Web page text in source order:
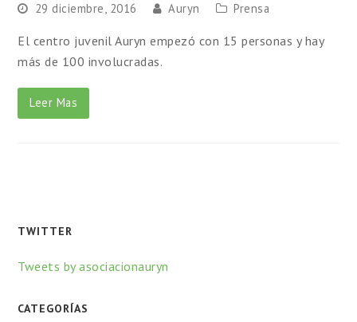
29 diciembre, 2016 Auryn Prensa
El centro juvenil Auryn empezó con 15 personas y hay
más de 100 involucradas.
Leer Mas
TWITTER
Tweets by asociacionauryn
CATEGORÍAS